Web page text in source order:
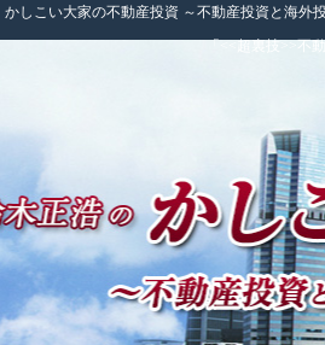
かしこい大家の不動産投資 ～不動産投資と海外
「<<超裏技>>不